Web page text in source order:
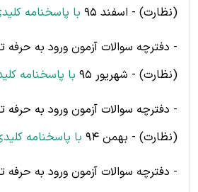
(نظارت) - اسفند 95
با پاسخنامه
- دفترچه سوالات آزمون ورود به
(نظارت) - شهریور 95
با پاسخنامه
- دفترچه سوالات آزمون ورود به
(نظارت) - بهمن 94
با پاسخنامه
- دفترچه سوالات آزمون ورود به